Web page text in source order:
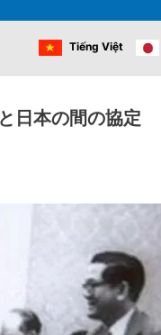
Tiếng Việt
日本の間の協定